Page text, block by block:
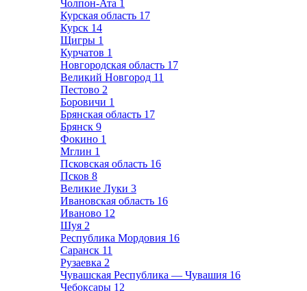
Чолпон-Ата 1
Курская область 17
Курск 14
Щигры 1
Курчатов 1
Новгородская область 17
Великий Новгород 11
Пестово 2
Боровичи 1
Брянская область 17
Брянск 9
Фокино 1
Мглин 1
Псковская область 16
Псков 8
Великие Луки 3
Ивановская область 16
Иваново 12
Шуя 2
Республика Мордовия 16
Саранск 11
Рузаевка 2
Чувашская Республика — Чувашия 16
Чебоксары 12